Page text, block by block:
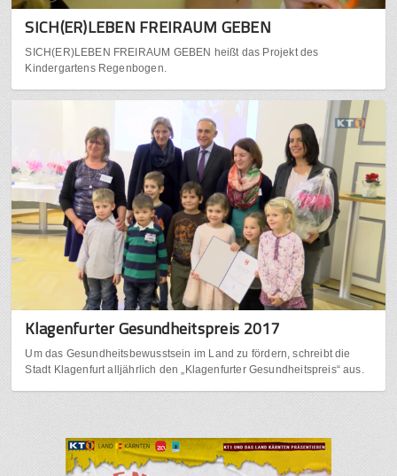
SICH(ER)LEBEN FREIRAUM GEBEN
SICH(ER)LEBEN FREIRAUM GEBEN heißt das Projekt des
Kindergartens Regenbogen.
Klagenfurter Gesundheitspreis 2017
Um das Gesundheitsbewusstsein im Land zu fördern, schreibt die
Stadt Klagenfurt alljährlich den „Klagenfurter Gesundheitspreis“ aus.